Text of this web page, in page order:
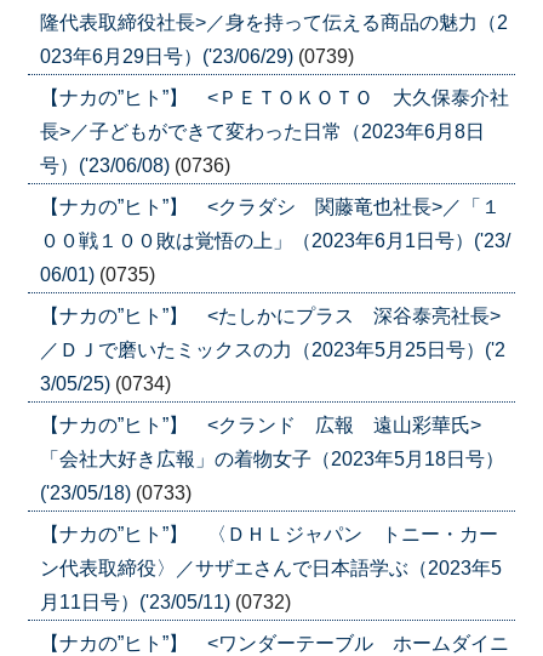
隆代表取締役社長>／身を持って伝える商品の魅力（2
023年6月29日号）('23/06/29) (0739)
【ナカの”ヒト”】 <ＰＥＴＯＫＯＴＯ 大久保泰介社
長>／子どもができて変わった日常（2023年6月8日
号）('23/06/08) (0736)
【ナカの”ヒト”】 <クラダシ 関藤竜也社長>／「１
００戦１００敗は覚悟の上」（2023年6月1日号）('23/
06/01) (0735)
【ナカの”ヒト”】 <たしかにプラス 深谷泰亮社長>
／ＤＪで磨いたミックスの力（2023年5月25日号）('2
3/05/25) (0734)
【ナカの”ヒト”】 <クランド 広報 遠山彩華氏>
「会社大好き広報」の着物女子（2023年5月18日号）
('23/05/18) (0733)
【ナカの”ヒト”】 〈ＤＨＬジャパン トニー・カー
ン代表取締役〉／サザエさんで日本語学ぶ（2023年5
月11日号）('23/05/11) (0732)
【ナカの”ヒト”】 <ワンダーテーブル ホームダイニ